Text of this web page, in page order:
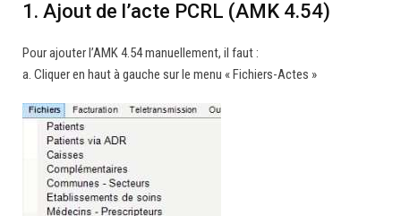
1. Ajout de l’acte PCRL (AMK 4.54)
Pour ajouter l’AMK 4.54 manuellement, il faut :
a. Cliquer en haut à gauche sur le menu « Fichiers-Actes »